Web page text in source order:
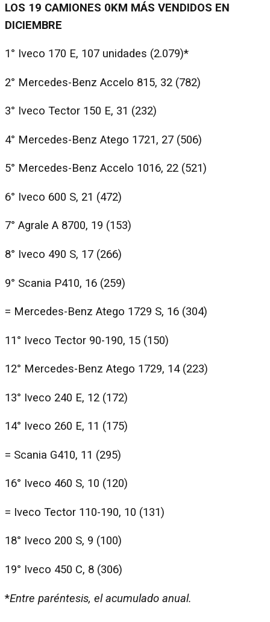
LOS 19 CAMIONES 0KM MÁS VENDIDOS EN
DICIEMBRE
1° Iveco 170 E, 107 unidades (2.079)*
2° Mercedes-Benz Accelo 815, 32 (782)
3° Iveco Tector 150 E, 31 (232)
4° Mercedes-Benz Atego 1721, 27 (506)
5° Mercedes-Benz Accelo 1016, 22 (521)
6° Iveco 600 S, 21 (472)
7° Agrale A 8700, 19 (153)
8° Iveco 490 S, 17 (266)
9° Scania P410, 16 (259)
= Mercedes-Benz Atego 1729 S, 16 (304)
11° Iveco Tector 90-190, 15 (150)
12° Mercedes-Benz Atego 1729, 14 (223)
13° Iveco 240 E, 12 (172)
14° Iveco 260 E, 11 (175)
= Scania G410, 11 (295)
16° Iveco 460 S, 10 (120)
= Iveco Tector 110-190, 10 (131)
18° Iveco 200 S, 9 (100)
19° Iveco 450 C, 8 (306)
*Entre paréntesis, el acumulado anual.